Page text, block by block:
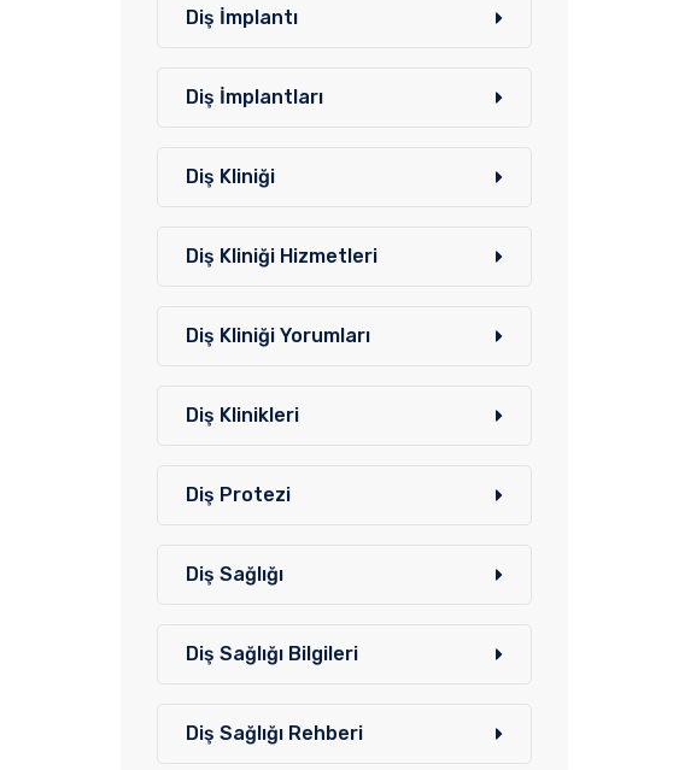
Diş İmplantı
Diş İmplantları
Diş Kliniği
Diş Kliniği Hizmetleri
Diş Kliniği Yorumları
Diş Klinikleri
Diş Protezi
Diş Sağlığı
Diş Sağlığı Bilgileri
Diş Sağlığı Rehberi